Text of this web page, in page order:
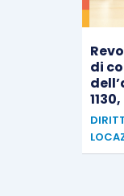
di